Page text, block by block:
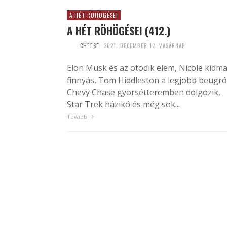
A HÉT RÖHÖGÉSEI
A HÉT RÖHÖGÉSEI (412.)
CHEESE 2021. DECEMBER 12. VASÁRNAP
Elon Musk és az ötödik elem, Nicole
finnyás, Tom Hiddleston a legjobb
Chevy Chase gyorsétteremben dolgozik,
Star Trek házikó és még sok...
Tovább